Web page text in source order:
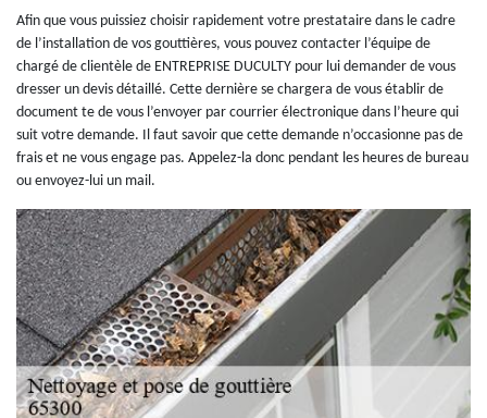
Afin que vous puissiez choisir rapidement votre prestataire dans le cadre
de l’installation de vos gouttières, vous pouvez contacter l’équipe de
chargé de clientèle de ENTREPRISE DUCULTY pour lui demander de vous
dresser un devis détaillé. Cette dernière se chargera de vous établir de
document te de vous l’envoyer par courrier électronique dans l’heure qui
suit votre demande. Il faut savoir que cette demande n’occasionne pas de
frais et ne vous engage pas. Appelez-la donc pendant les heures de bureau
ou envoyez-lui un mail.